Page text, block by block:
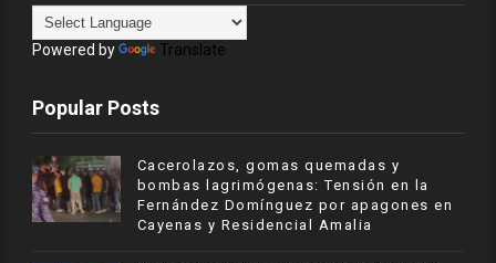
Powered by Translate
Popular Posts
Cacerolazos, gomas quemadas y
bombas lagrimógenas: Tensión en la
Fernández Domínguez por apagones en
Cayenas y Residencial Amalia